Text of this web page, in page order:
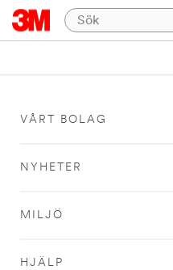
VÅRT BOLAG
NYHETER
MILJÖ
HJÄLP